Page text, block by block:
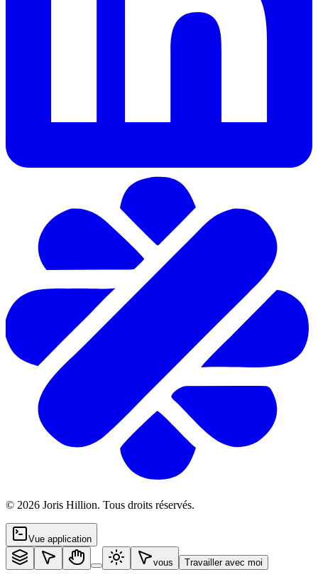
© 2026 Joris Hillion. Tous droits réservés.
Vue application
vous Travailler avec moi